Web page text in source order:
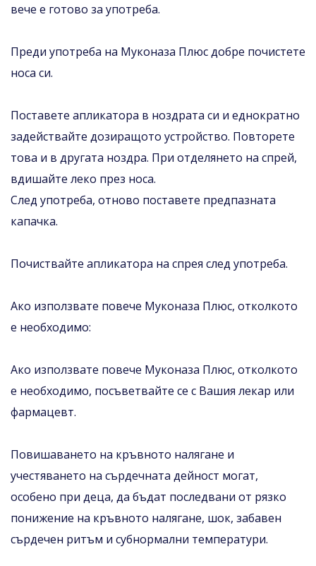
вече е готово за употреба.
Преди употреба на Муконаза Плюс добре почистете
носа си.
Поставете апликатора в ноздрата си и еднократно
задействайте дозиращото устройство. Повторете
това и в другата ноздра. При отделянето на спрей,
вдишайте леко през носа.
След употреба, отново поставете предпазната
капачка.
Почиствайте апликатора на спрея след употреба.
Ако използвате повече Муконаза Плюс, отколкото
е необходимо:
Ако използвате повече Муконаза Плюс, отколкото
е необходимо, посъветвайте се с Вашия лекар или
фармацевт.
Повишаването на кръвното налягане и
учестяването на сърдечната дейност могат,
особено при деца, да бъдат последвани от рязко
понижение на кръвното налягане, шок, забавен
сърдечен ритъм и субнормални температури.